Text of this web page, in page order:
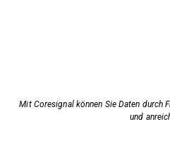
Mit Coresignal können Sie Daten durch
und